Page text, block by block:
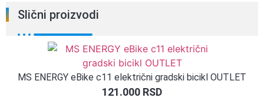
Slični proizvodi
MS ENERGY eBike c11 električni gradski bicikl OUTLET
121.000 RSD